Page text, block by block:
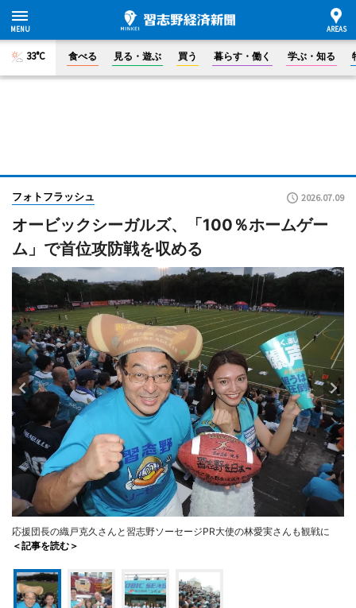
33°C 食べる 見る・遊ぶ 買う 暮らす・働く 学ぶ・知る
フォトフラッシュ 2026.07.09
オービックシーガルズ、「100％ホームゲー
ム」で首位攻防戦を収める
応援団長の織戸克久さんと習志野ソーセージPR大使の林愛実さんも観戦に
＜記事を読む＞